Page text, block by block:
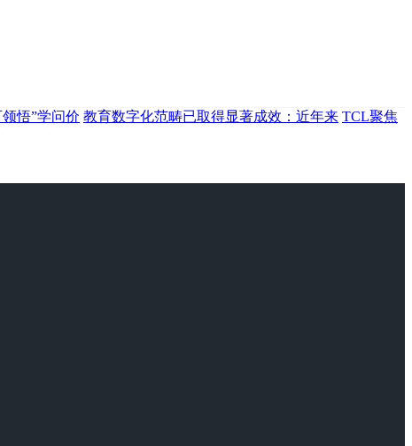
悟”学问价 教育数字化范畴已取得显著成效：近年来 TCL聚焦